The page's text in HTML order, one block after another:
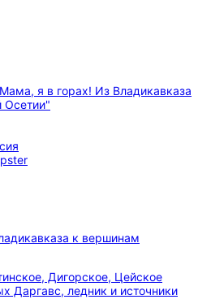
к вершинам
Дигорское, Цейское
Даргавс, ледник и источники